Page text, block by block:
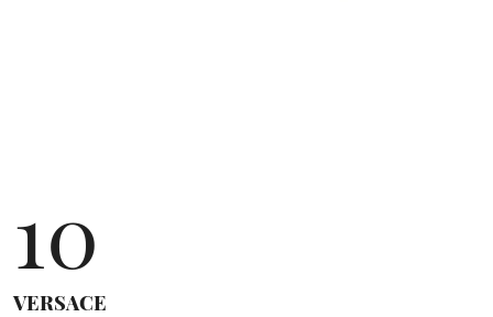
10
VERSACE